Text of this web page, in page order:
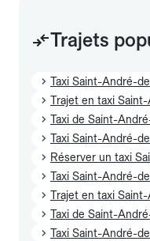
Trajets
Taxi Saint-André-
Trajet en taxi
Taxi de Saint-
Taxi Saint-André-
Réserver un taxi
Taxi Saint-André-
Trajet en taxi
Taxi de Saint-
Taxi Saint-André-